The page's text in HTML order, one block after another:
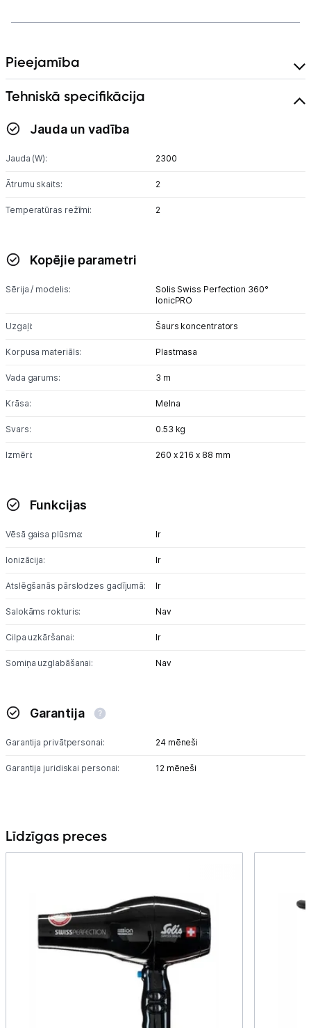
Pieejamība
Tehniskā specifikācija
Jauda un vadība
Jauda (W): 2300
Ātrumu skaits: 2
Temperatūras režīmi: 2
Kopējie parametri
Sērija / modelis:
Solis Swiss Perfection 360°
IonicPRO
Uzgaļi: Šaurs koncentrators
Korpusa materiāls: Plastmasa
Vada garums: 3 m
Krāsa: Melna
Svars: 0.53 kg
Izmēri: 260 x 216 x 88 mm
Funkcijas
Vēsā gaisa plūsma: Ir
Ionizācija: Ir
Atslēgšanās pārslodzes gadījumā: Ir
Salokāms rokturis: Nav
Cilpa uzkāršanai: Ir
Somiņa uzglabāšanai: Nav
Garantija
Garantija privātpersonai: 24 mēneši
Garantija juridiskai personai: 12 mēneši
Līdzīgas preces